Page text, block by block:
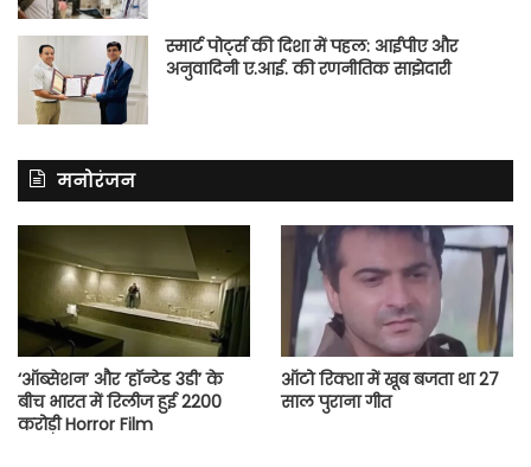
स्मार्ट पोर्ट्स की दिशा में पहल: आईपीए और
अनुवादिनी ए.आई. की रणनीतिक साझेदारी
मनोरंजन
‘ऑब्सेशन’ और ‘हॉन्टेड 3डी’ के
बीच भारत में रिलीज हुई 2200
करोड़ी Horror Film
ऑटो रिक्शा में खूब बजता था 27
साल पुराना गीत